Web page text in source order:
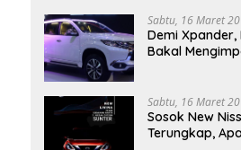
Sabtu, 16 Maret
Demi Xpander,
Bakal
Sabtu, 16 Maret
Sosok New
Terungkap,